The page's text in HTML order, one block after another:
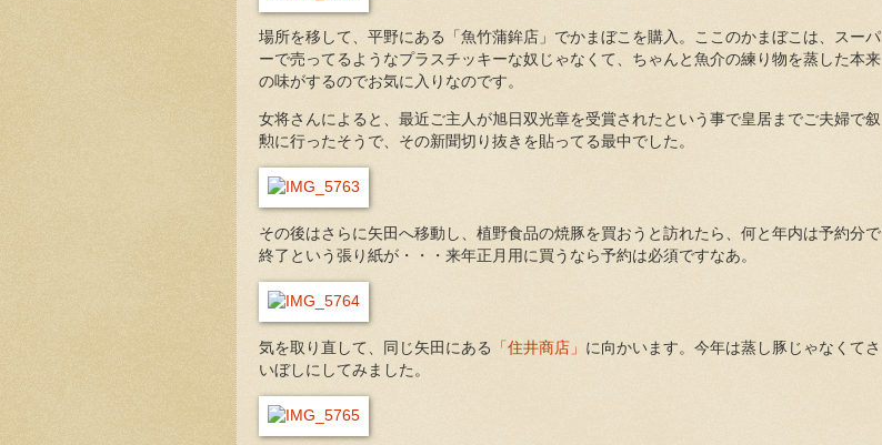
場所を移して、平野にある「魚竹蒲鉾店」でかまぼこを購入。ここのかまぼこは、スーパ
ーで売ってるようなプラスチッキーな奴じゃなくて、ちゃんと魚介の練り物を蒸した本来
の味がするのでお気に入りなのです。
女将さんによると、最近ご主人が旭日双光章を受賞されたという事で皇居までご夫婦で叙
勲に行ったそうで、その新聞切り抜きを貼ってる最中でした。
その後はさらに矢田へ移動し、植野食品の焼豚を買おうと訪れたら、何と年内は予約分で
終了という張り紙が・・・来年正月用に買うなら予約は必須ですなあ。
気を取り直して、同じ矢田にある 「住井商店」 に向かいます。今年は蒸し豚じゃなくてさ
いぼしにしてみました。